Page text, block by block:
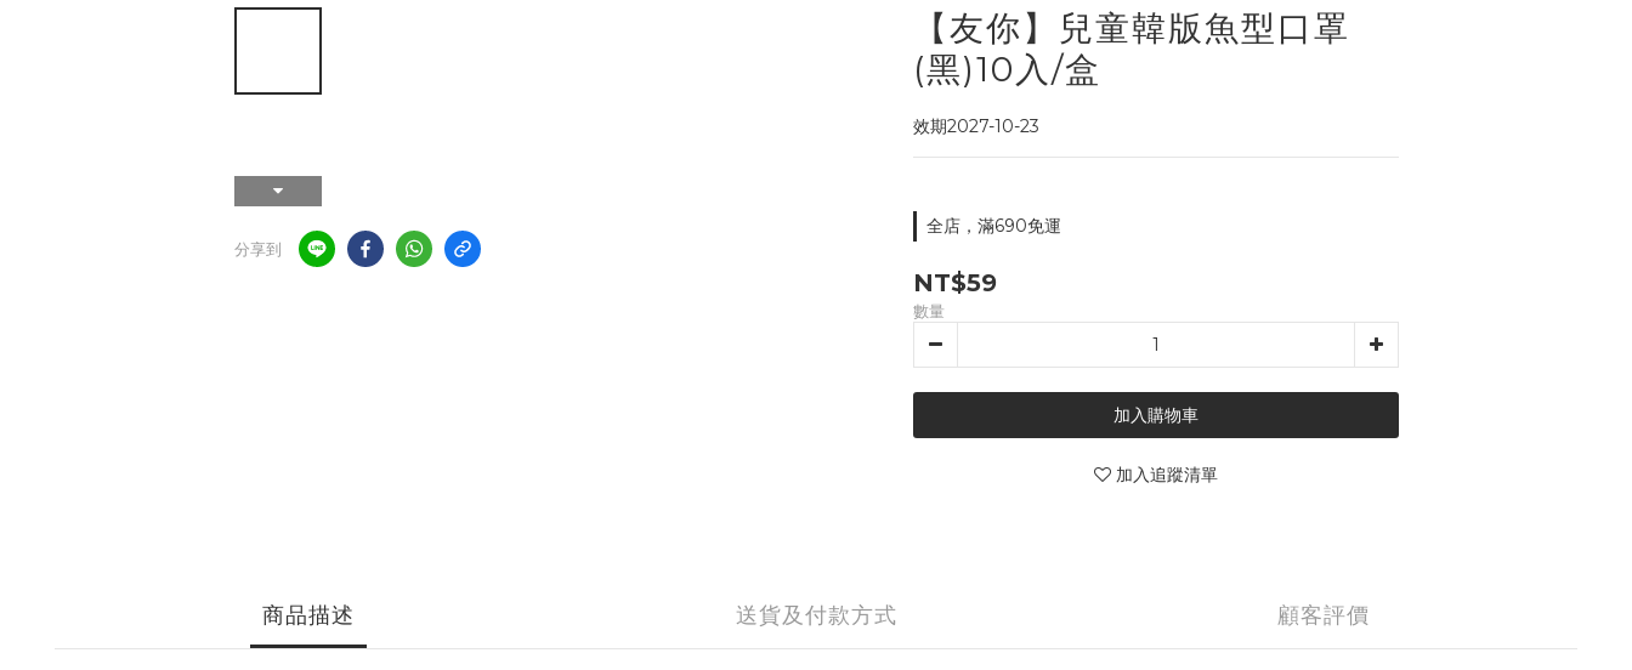
分享到
【友你】兒童韓版魚型口罩
(黑)10入/盒
效期2027-10-23
全店，滿690免運
NT$59
數量
加入購物車
加入追蹤清單
商品描述 送貨及付款方式 顧客評價